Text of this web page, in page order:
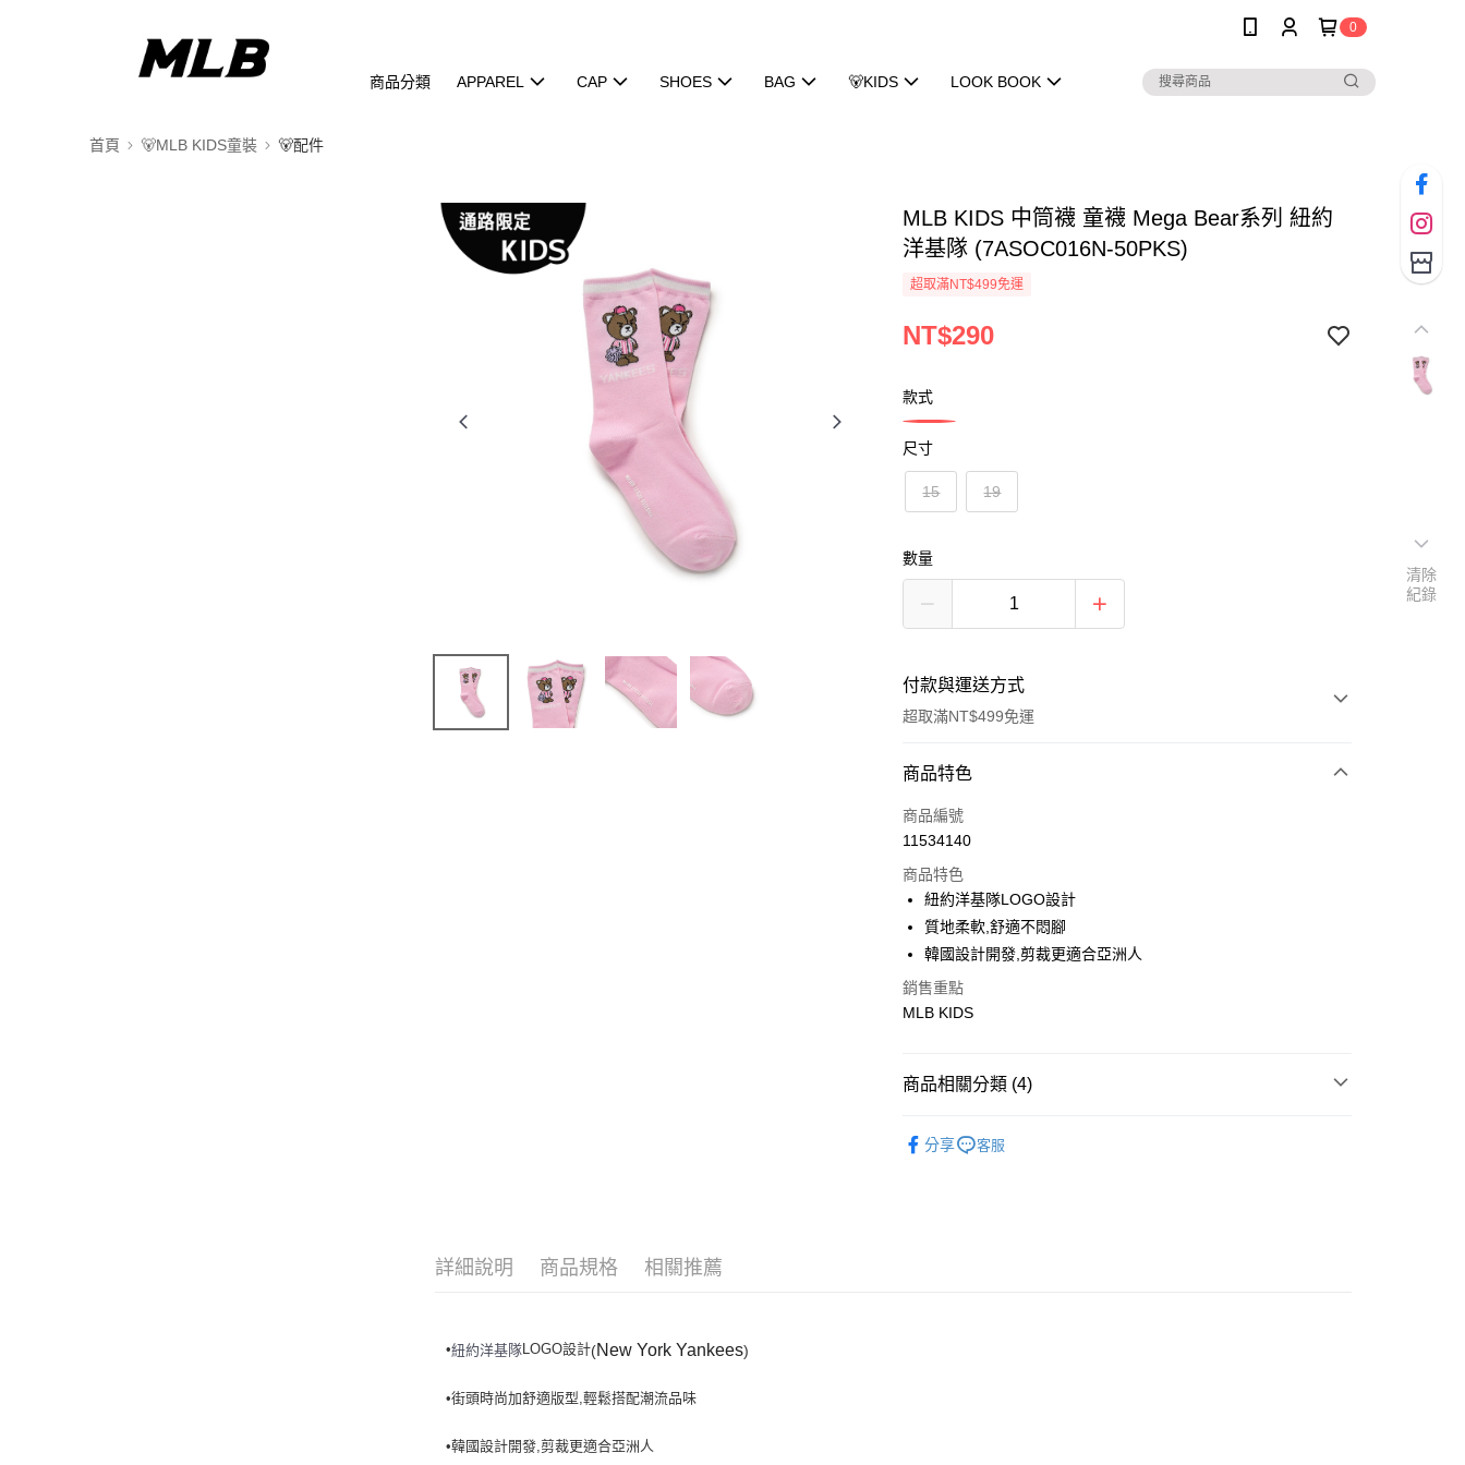
0
商品分類 APPAREL CAP SHOES BAG 🐻KIDS LOOK BOOK
首頁 🐻MLB KIDS童裝 🐻配件
MLB KIDS 中筒襪 童襪 Mega Bear系列 紐約
洋基隊 (7ASOC016N-50PKS)
超取滿NT$499免運
NT$290
款式
尺寸
15 19
數量
付款與運送方式
超取滿NT$499免運
付款方式
信用卡一次付款
LINE Pay
Apple Pay
悠遊付
運送方式
每筆NT$60，滿NT$499(含以上)免運費
商品特色
商品編號
11534140
商品特色
紐約洋基隊LOGO設計
質地柔軟,舒適不悶腳
韓國設計開發,剪裁更適合亞洲人
銷售重點
MLB KIDS
商品相關分類 (4)
分享 客服
詳細說明 商品規格 相關推薦
•紐約洋基隊LOGO設計(New York Yankees)
•街頭時尚加舒適版型,輕鬆搭配潮流品味
•韓國設計開發,剪裁更適合亞洲人
清除
紀錄